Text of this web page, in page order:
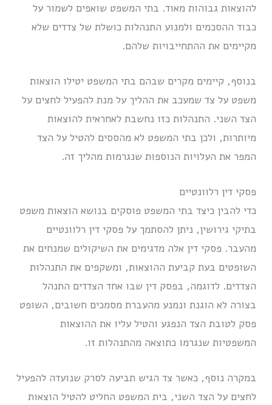
להוצאות גבוהות מאוד. בתי המשפט שואפים לשמור על
כבוד ההסכמים ולמנוע התנהלות כושלת של צדדים שלא
מקיימים את ההתחייבויות שלהם.
בנוסף, קיימים מקרים שבהם בתי המשפט יטילו הוצאות
משפט על צד שמעכב את ההליך על מנת להפעיל לחצים על
הצד השני. התנהלות כזו נחשבת לאחראית להוצאות
מיותרות, ולכן בתי המשפט לא מהססים להטיל על הצד
המפר את העלויות הנוספות שנגרמות מהליך זה.
פסקי דין רלוונטיים
כדי להבין כיצד בתי המשפט פוסקים בנושא הוצאות משפט
בתיקי גירושין, ניתן להסתמך על פסקי דין רלוונטיים
מהעבר. פסקי דין אלה מדגימים את השיקולים שמנחים את
השופטים בעת קביעת ההוצאות, ומשקפים את התנהלות
הצדדים. לדוגמה, בפסק דין שבו אחד הצדדים התנהל
בצורה לא הוגנת ונמנע מהעברת מסמכים חשובים, השופט
פסק לטובת הצד הנפגע והטיל עליו את ההוצאות
המשפטיות שנגרמו כתוצאה מהתנהלות זו.
במקרה נוסף, כאשר צד הגיש תביעה לסרק שנועדה להפעיל
לחצים על הצד השני, בית המשפט החליט להטיל הוצאות